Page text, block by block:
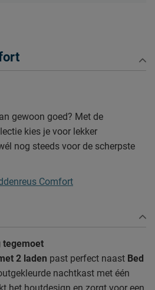
gewoon goed? Met de
kies je voor lekker
nog steeds voor de scherpste
Comfort
tegemoet
2 laden past perfect naast Bed
nachtkast met één
het houtdesign en zorgt voor een